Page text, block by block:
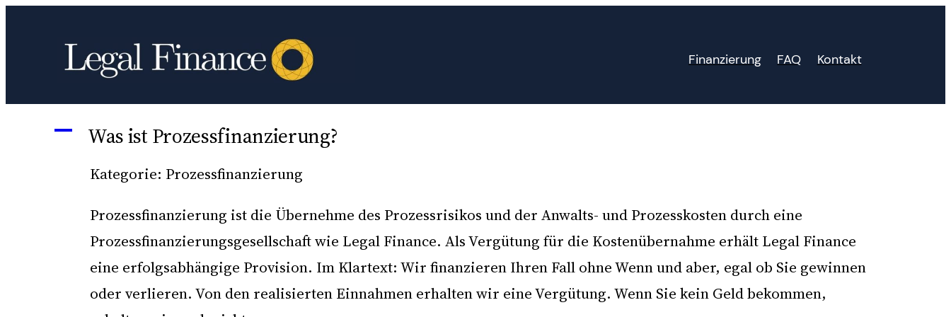
Finanzierung FAQ Kontakt
A Was ist Prozessfinanzierung?
Kategorie: Prozessfinanzierung
Prozessfinanzierung ist die Übernehme des Prozessrisikos und der Anwalts- und Prozesskosten durch eine
Prozessfinanzierungsgesellschaft wie Legal Finance. Als Vergütung für die Kostenübernahme erhält Legal Finance
eine erfolgsabhängige Provision. Im Klartext: Wir finanzieren Ihren Fall ohne Wenn und aber, egal ob Sie gewinnen
oder verlieren. Von den realisierten Einnahmen erhalten wir eine Vergütung. Wenn Sie kein Geld bekommen,